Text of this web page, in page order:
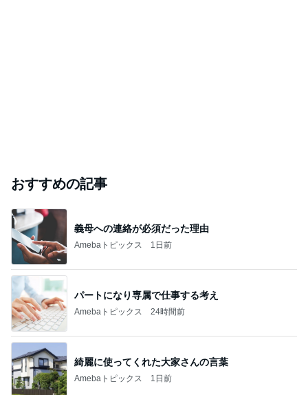
おすすめの記事
義母への連絡が必須だった理由
Amebaトピックス 1日前
パートになり専属で仕事する考え
Amebaトピックス 24時間前
綺麗に使ってくれた大家さんの言葉
Amebaトピックス 1日前